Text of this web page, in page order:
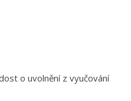
o uvolnění z vyučování